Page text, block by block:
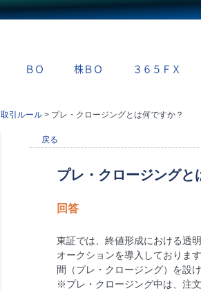
ＢＯ 株ＢＯ ３６５ＦＸ
取引ルール > プレ・クロージングとは何ですか？
戻る
プレ・クロージングと
回答
東証では、終値形成における透
オークションを導入しておりま
間（プレ・クロージング）を設
※プレ・クロージング中は、注